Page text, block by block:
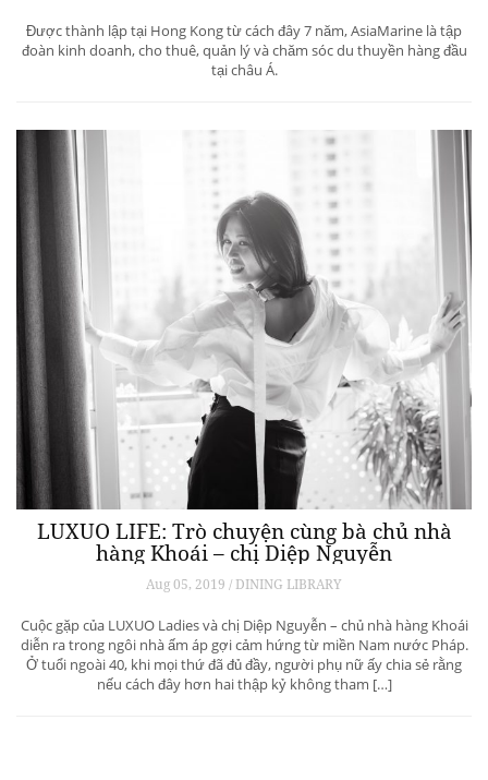
Được thành lập tại Hong Kong từ cách đây 7 năm, AsiaMarine là tập
đoàn kinh doanh, cho thuê, quản lý và chăm sóc du thuyền hàng đầu
tại châu Á.
LUXUO LIFE: Trò chuyện cùng bà chủ nhà
hàng Khoái – chị Diệp Nguyễn
Aug 05, 2019 / DINING LIBRARY
Cuộc gặp của LUXUO Ladies và chị Diệp Nguyễn – chủ nhà hàng Khoái
diễn ra trong ngôi nhà ấm áp gợi cảm hứng từ miền Nam nước Pháp.
Ở tuổi ngoài 40, khi mọi thứ đã đủ đầy, người phụ nữ ấy chia sẻ rằng
nếu cách đây hơn hai thập kỷ không tham […]